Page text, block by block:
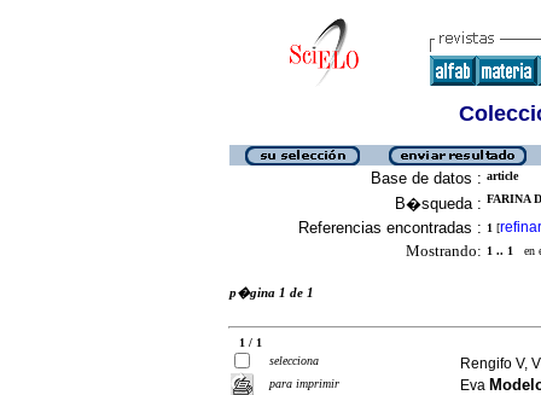
Base de datos : article
B�squeda : FARINA
Referencias encontradas : 1 [refinar
Mostrando: 1 .. 1 en
p�gina 1 de 1
1 / 1
selecciona
para imprimir
Rengifo V,
Eva